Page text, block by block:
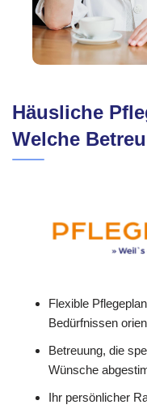
Häusliche
Welche
Flexible
Bedürfnissen
Betreuung, die
Wünsche
Ihr persönlicher